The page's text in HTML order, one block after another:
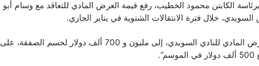
الكابتن محمود الخطيب، رفع قيمة العرض المادي للتعاقد مع وسام أبو
خلال فترة الانتقالات الشتوية في يناير الجاري.
وقام الأهلي برفع قيمة العرض المادي للنادي السويدي، إلى مليون و 700 ألف دولار لحسم الصفقة، على